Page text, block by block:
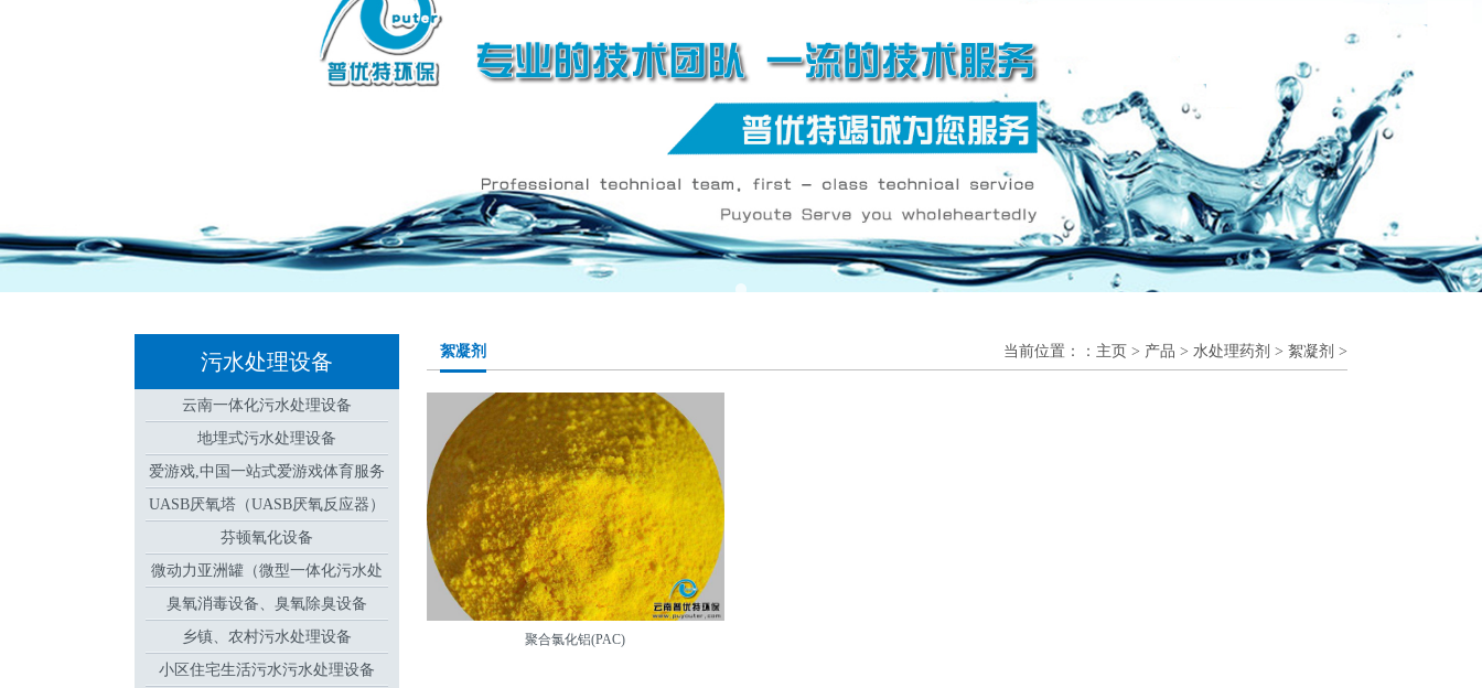
污水处理设备
云南一体化污水处理设备
地埋式污水处理设备
爱游戏,中国一站式爱游戏体育服务
官网
UASB厌氧塔（UASB厌氧反应器）
芬顿氧化设备
微动力亚洲罐（微型一体化污水处
理设备
臭氧消毒设备、臭氧除臭设备
乡镇、农村污水处理设备
小区住宅生活污水污水处理设备
絮凝剂 当前位置：： 主页 > 产品 > 水处理药剂 > 絮凝剂 >
聚合氯化铝(PAC)